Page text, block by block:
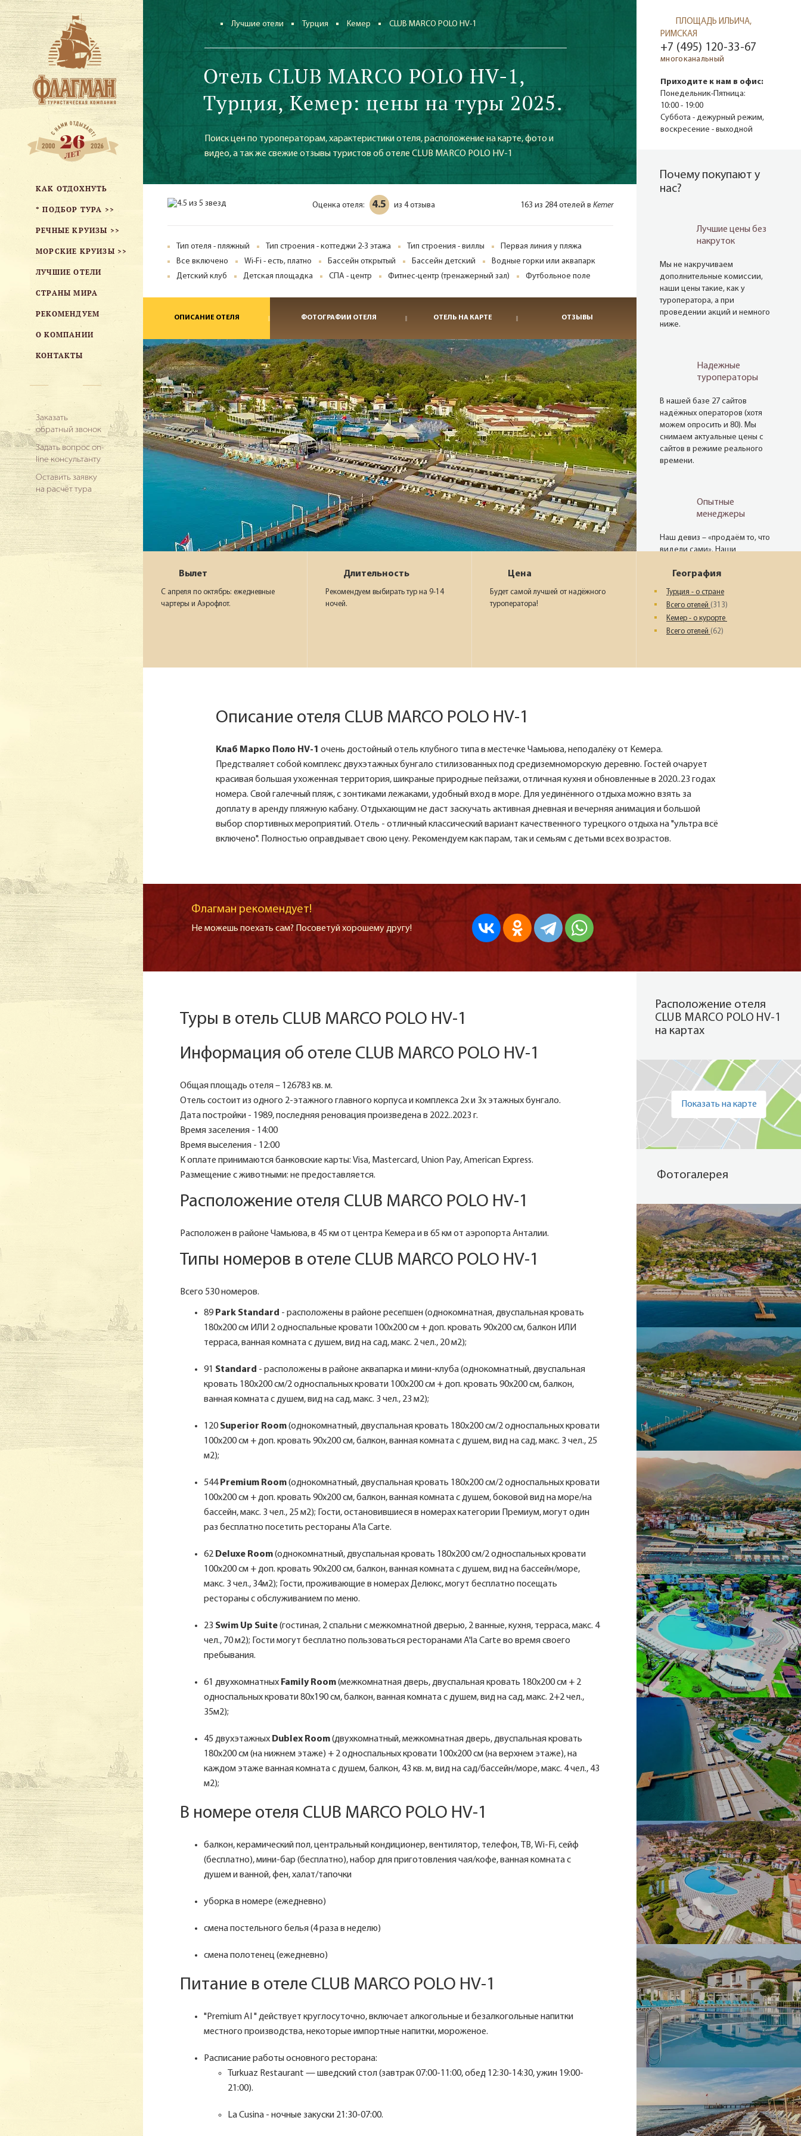
КАК ОТДОХНУТЬ
* ПОДБОР ТУРА >>
РЕЧНЫЕ КРУИЗЫ >>
МОРСКИЕ КРУИЗЫ >>
ЛУЧШИЕ ОТЕЛИ
СТРАНЫ МИРА
РЕКОМЕНДУЕМ
О КОМПАНИИ
КОНТАКТЫ
Заказать
обратный звонок
Задать вопрос on-
line консультанту
Оставить заявку
на расчёт тура
Лучшие отели Турция Кемер CLUB MARCO POLO HV-1
Отель CLUB MARCO POLO HV-1,
Турция, Кемер: цены на туры 2025.
Поиск цен по туроператорам, характеристики отеля, расположение на карте, фото и
видео, а так же свежие отзывы туристов об отеле CLUB MARCO POLO HV-1
Оценка отеля: 4.5 из 4 отзыва 163 из 284 отелей в Kemer
Тип отеля - пляжный Тип строения - коттеджи 2-3 этажа Тип строения - виллы
Первая линия у пляжа
Все включено
Wi-Fi - есть, платно Бассейн открытый Бассейн детский
Водные горки или аквапарк
Детский клуб
Детская площадка СПА - центр Фитнес-центр (тренажерный зал) Футбольное поле
ОПИСАНИЕ ОТЕЛЯ ФОТОГРАФИИ ОТЕЛЯ ОТЕЛЬ НА КАРТЕ ОТЗЫВЫ
ПЛОЩАДЬ ИЛЬИЧА,
РИМСКАЯ
+7 (495) 120-33-67
многоканальный
Приходите к нам в офис:
Понедельник-Пятница:
10:00 - 19:00
Суббота - дежурный режим,
воскресение - выходной
Почему покупают у
нас?
Лучшие цены без
накруток
Мы не накручиваем
дополнительные комиссии,
наши цены такие, как у
туроператора, а при
проведении акций и немного
ниже.
Надежные
туроператоры
В нашей базе 27 сайтов
надёжных операторов (хотя
можем опросить и 80). Мы
снимаем актуальные цены с
сайтов в режиме реального
времени.
Опытные
менеджеры
Наш девиз – «продаём то, что
видели сами». Наши
регулярные инспекции отелей,
рекламные туры.
надёжно!
Вылет
С апреля по октябрь: ежедневные
чартеры и Аэрофлот.
Длительность
Рекомендуем выбирать тур на 9-14
ночей.
Цена
Будет самой лучшей от надёжного
туроператора!
География
Турция - о стране
Всего отелей (313)
Кемер - о курорте
Всего отелей (62)
Описание отеля CLUB MARCO POLO HV-1
Клаб Марко Поло HV-1 очень достойный отель клубного типа в местечке Чамьюва, неподалёку от Кемера.
Предстваляет собой комплекс двухэтажных бунгало стилизованных под средиземноморскую деревню. Гостей очарует
красивая большая ухоженная территория, шикраные природные пейзажи, отличная кухня и обновленные в 2020..23 годах
номера. Свой галечный пляж, с зонтиками лежаками, удобный вход в море. Для уединённого отдыха можно взять за
доплату в аренду пляжную кабану. Отдыхающим не даст заскучать активная дневная и вечерняя анимация и большой
выбор спортивных мероприятий. Отель - отличный классический вариант качественного турецкого отдыха на "ультра всё
включено". Полностью оправдывает свою цену. Рекомендуем как парам, так и семьям с детьми всех возрастов.
Флагман рекомендует!
Не можешь поехать сам? Посоветуй хорошему другу!
Туры в отель CLUB MARCO POLO HV-1
Информация об отеле CLUB MARCO POLO HV-1
Общая площадь отеля – 126783 кв. м.
Отель состоит из одного 2-этажного главного корпуса и комплекса 2х и 3х этажных бунгало.
Дата постройки - 1989, последняя реновация произведена в 2022..2023 г.
Время заселения - 14:00
Время выселения - 12:00
К оплате принимаются банковские карты: Visa, Mastercard, Union Pay, American Express.
Размещение с животными: не предоставляется.
Расположение отеля CLUB MARCO POLO HV-1
Расположен в районе Чамьюва, в 45 км от центра Кемера и в 65 км от аэропорта Анталии.
Типы номеров в отеле CLUB MARCO POLO HV-1
Всего 530 номеров.
89 Park Standard - расположены в районе ресепшен (однокомнатная, двуспальная кровать
180х200 см ИЛИ 2 односпальные кровати 100х200 см + доп. кровать 90х200 см, балкон ИЛИ
терраса, ванная комната с душем, вид на сад, макс. 2 чел., 20 м2);
91 Standard - расположены в районе аквапарка и мини-клуба (однокомнатный, двуспальная
кровать 180х200 см/2 односпальных кровати 100х200 см + доп. кровать 90х200 см, балкон,
ванная комната с душем, вид на сад, макс. 3 чел., 23 м2);
120 Superior Room(однокомнатный, двуспальная кровать 180х200 см/2 односпальных кровати
100х200 см + доп. кровать 90х200 см, балкон, ванная комната с душем, вид на сад, макс. 3 чел., 25
м2);
544 Premium Room(однокомнатный, двуспальная кровать 180х200 см/2 односпальных кровати
100х200 см + доп. кровать 90х200 см, балкон, ванная комната с душем, боковой вид на море/на
бассейн, макс. 3 чел., 25 м2); Гости, остановившиеся в номерах категории Премиум, могут один
раз бесплатно посетить рестораны A’la Carte.
62 Deluxe Room(однокомнатный, двуспальная кровать 180х200 см/2 односпальных кровати
100х200 см + доп. кровать 90х200 см, балкон, ванная комната с душем, вид на бассейн/море,
макс. 3 чел., 34м2); Гости, проживающие в номерах Делюкс, могут бесплатно посещать
рестораны с обслуживанием по меню.
23 Swim Up Suite(гостиная, 2 спальни с межкомнатной дверью, 2 ванные, кухня, терраса, макс. 4
чел., 70 м2); Гости могут бесплатно пользоваться ресторанами A'la Carte во время своего
пребывания.
61 двухкомнатных Family Room(межкомнатная дверь, двуспальная кровать 180х200 см + 2
односпальных кровати 80х190 см, балкон, ванная комната с душем, вид на сад, макс. 2+2 чел.,
35м2);
45 двухэтажных Dublex Room(двухкомнатный, межкомнатная дверь, двуспальная кровать
180х200 см (на нижнем этаже) + 2 односпальных кровати 100х200 см (на верхнем этаже), на
каждом этаже ванная комната с душем, балкон, 43 кв. м, вид на сад/бассейн/море, макс. 4 чел., 43
м2);
В номере отеля CLUB MARCO POLO HV-1
балкон, керамический пол, центральный кондиционер, вентилятор, телефон, ТВ, Wi-Fi, сейф
(бесплатно), мини-бар (бесплатно), набор для приготовления чая/кофе, ванная комната с
душем и ванной, фен, халат/тапочки
уборка в номере (ежедневно)
смена постельного белья (4 раза в неделю)
смена полотенец (ежедневно)
Питание в отеле CLUB MARCO POLO HV-1
"Premium AI " действует круглосуточно, включает алкогольные и безалкогольные напитки
местного производства, некоторые импортные напитки, мороженое.
Расписание работы основного ресторана:
Turkuaz Restaurant — шведский стол (завтрак 07:00-11:00, обед 12:30-14:30, ужин 19:00-
21:00).
La Cusina - ночные закуски 21:30-07:00.
Расположение отеля
CLUB MARCO POLO HV-1
на картах
Показать на карте
Фотогалерея